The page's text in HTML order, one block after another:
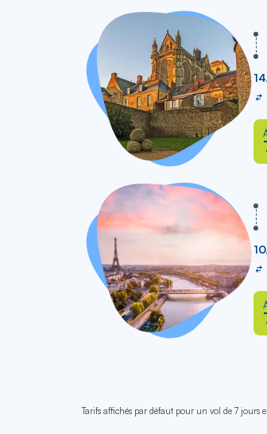
Tarifs affichés par défaut pour un vol de 7 jours